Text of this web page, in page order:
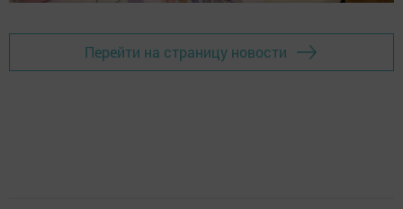
Перейти на страницу новости